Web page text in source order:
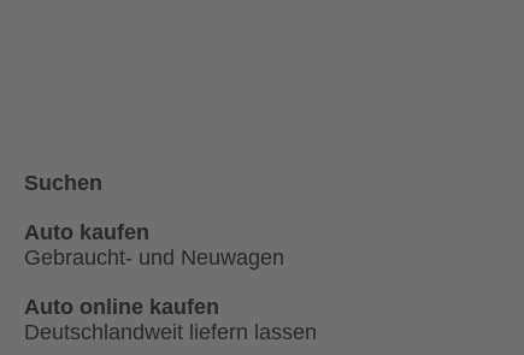
Suchen
Auto kaufen
Gebraucht- und Neuwagen
Auto online kaufen
Deutschlandweit liefern lassen